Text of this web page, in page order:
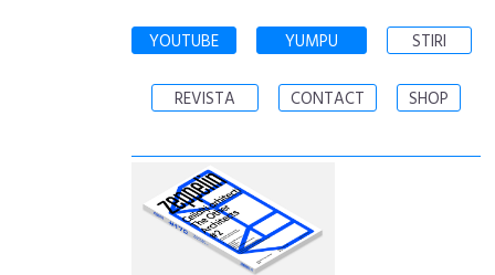
YOUTUBE YUMPU STIRI
REVISTA CONTACT SHOP